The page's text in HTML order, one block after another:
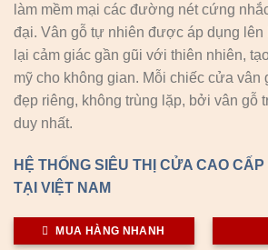
làm mềm mại các đường nét cứng
đại. Vân gỗ tự nhiên được áp dụng lên
lại cảm giác gần gũi với thiên nhiên,
mỹ cho không gian. Mỗi chiếc cửa vân
đẹp riêng, không trùng lặp, bởi vân gỗ
duy nhất.
HỆ THỐNG SIÊU THỊ CỬA CAO
TẠI VIỆT NAM
MUA HÀNG NHANH